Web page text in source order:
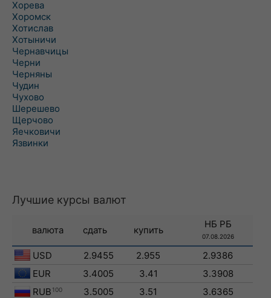
Хорева
Хоромск
Хотислав
Хотыничи
Чернавчицы
Черни
Черняны
Чудин
Чухово
Шерешево
Щерчово
Яечковичи
Язвинки
Лучшие курсы валют
валюта сдать купить
НБ РБ
07.08.2026
USD 2.9455 2.955
2.9386
EUR
3.4005 3.41
3.3908
RUB 100 3.5005 3.51
3.6365